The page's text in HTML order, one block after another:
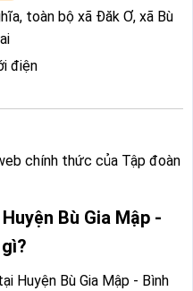
toàn bộ xã Đăk Ơ, xã Bù
điện
chính thức của Tập đoàn
Bù Gia Mập -
Huyện Bù Gia Mập - Bình